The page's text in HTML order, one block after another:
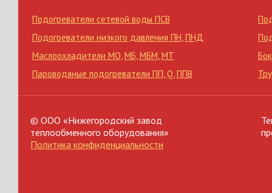
Подогреватели сетевой воды ПСВ
Подогреватели низкого давления ПН,ПНД
Маслоохладители МО,МБ,МБМ,МТ
Пароводяные подогреватели ПП,Q,ППВ
© ООО «Нижегородский завод
теплообменного оборудования»
Политика конфиденциальности